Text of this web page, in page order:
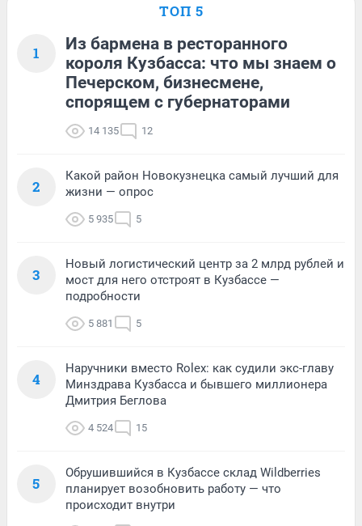
ТОП 5
1
Из бармена в ресторанного
короля Кузбасса: что мы знаем о
Печерском, бизнесмене,
спорящем с губернаторами
14 135 12
2
Какой район Новокузнецка самый лучший для
жизни — опрос
5 935 5
3
Новый логистический центр за 2 млрд рублей и
мост для него отстроят в Кузбассе —
подробности
5 881 5
4
Наручники вместо Rolex: как судили экс-главу
Минздрава Кузбасса и бывшего миллионера
Дмитрия Беглова
4 524 15
5
Обрушившийся в Кузбассе склад Wildberries
планирует возобновить работу — что
происходит внутри